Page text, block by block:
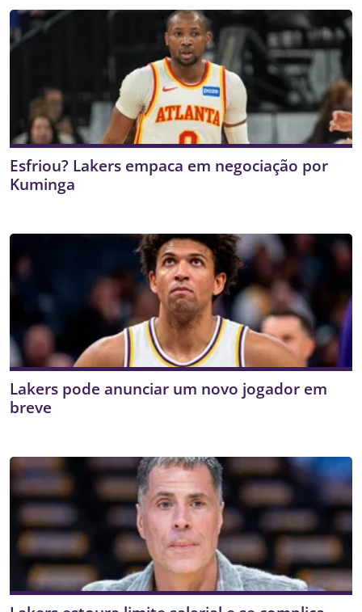
Esfriou? Lakers empaca em negociação por
Kuminga
Lakers pode anunciar um novo jogador em
breve